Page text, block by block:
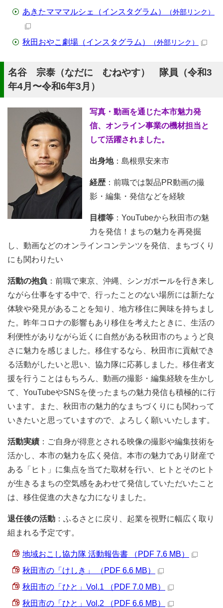
あきたマママルシェ（インスタグラム） （外部リンク）
秋田おやこ劇場（インスタグラム） （外部リンク）
名谷 宗泰（なだに むねやす） 隊員（令和3
年4月〜令和6年3月）
写真・動画を通じた本市魅力発
信、オンライン事業の機材担当と
して活躍されました。
出身地：島根県安来市
経歴 ：前職では製品PR動画の撮
影・編集・発信などを経験
目標等 ：YouTubeから秋田市の魅
力を発信！まちの魅力を再発掘
し、動画などのオンラインコンテンツを発信、まちづくり
にも関わりたい
活動の抱負 ：前職で東京、沖縄、シンガポールを行き来し
ながら仕事をする中で、行ったことのない場所には新たな
体験や発見があることを知り、地方移住に興味を持ちまし
た。昨年コロナの影響もあり移住を考えたときに、生活の
利便性がありながら近くに自然がある秋田市のちょうど良
さに魅力を感じました。移住するなら、秋田市に貢献でき
る活動がしたいと思い、協力隊に応募しました。移住者支
援を行うことはもちろん、動画の撮影・編集経験を生かし
て、YouTubeやSNSを使ったまちの魅力発信も積極的に行
います。また、秋田市の魅力的なまちづくりにも関わって
いきたいと思っていますので、よろしく願いいたします。
活動実績 ：ご自身が得意とされる映像の撮影や編集技術を
活かし、本市の魅力を広く発信。本市の魅力であり財産で
ある「ヒト」に集点を当てた取材を行い、ヒトとそのヒト
が生きるまちの空気感をあわせて発信していただいたこと
は、移住促進の大きな力になりました。
退任後の活動 ：ふるさとに戻り、起業を視野に幅広く取り
組まれる予定です。
地域おこし協力隊 活動報告書 （PDF 7.6 MB）
秋田市の「けしき」 （PDF 6.6 MB）
秋田市の「ひと」Vol.1 （PDF 7.0 MB）
秋田市の「ひと」Vol.2 （PDF 6.6 MB）